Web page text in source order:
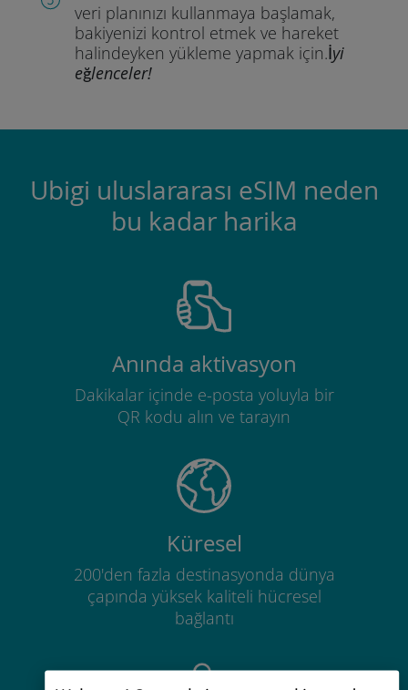
veri planınızı kullanmaya başlamak,
bakiyenizi kontrol etmek ve hareket
halindeyken yükleme yapmak için.İyi
eğlenceler!
Ubigi uluslararası eSIM neden
bu kadar harika
Anında aktivasyon
Dakikalar içinde e-posta yoluyla bir
QR kodu alın ve tarayın
Küresel
200'den fazla destinasyonda dünya
çapında yüksek kaliteli hücresel
bağlantı